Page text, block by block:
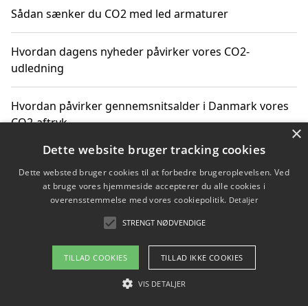
Sådan sænker du CO2 med led armaturer
Hvordan dagens nyheder påvirker vores CO2-
udledning
Hvordan påvirker gennemsnitsalder i Danmark vores
CO2-aftryk
Hvordan nyheder om CO2-udledning påvirker vores
hverdag
Om / kontakt
Blog Betingelser
×
Dette website bruger tracking cookies
Dette websted bruger cookies til at forbedre brugeroplevelsen. Ved
at bruge vores hjemmeside accepterer du alle cookies i
overensstemmelse med vores cookiepolitik. Detaljer
STRENGT NØDVENDIGE
TILLAD COOKIES TILLAD IKKE COOKIES
VIS DETALJER